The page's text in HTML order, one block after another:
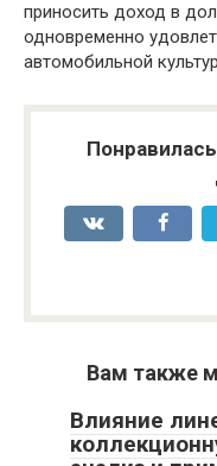
приносить доход в
одновременно
автомобильной
Вам также
Влияние